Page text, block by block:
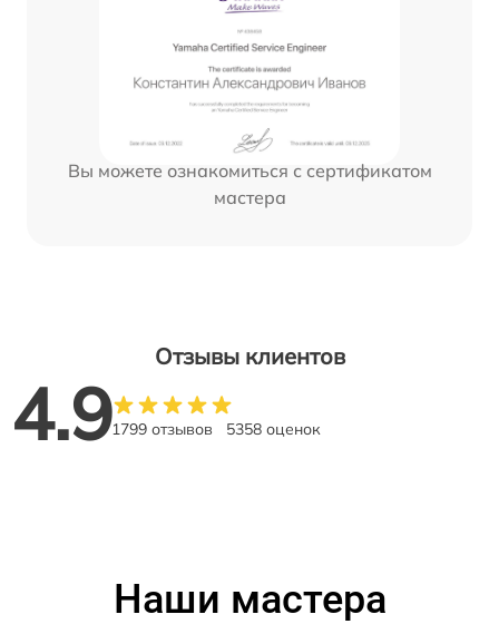
Вы можете ознакомиться с сертификатом
мастера
Отзывы клиентов
4.91799 отзывов 5358 оценок
Наши мастера